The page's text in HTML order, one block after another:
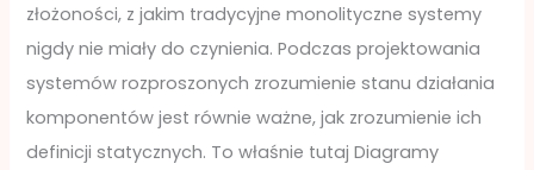
złożoności, z jakim tradycyjne monolityczne systemy
nigdy nie miały do czynienia. Podczas projektowania
systemów rozproszonych zrozumienie stanu działania
komponentów jest równie ważne, jak zrozumienie ich
definicji statycznych. To właśnie tutaj Diagramy